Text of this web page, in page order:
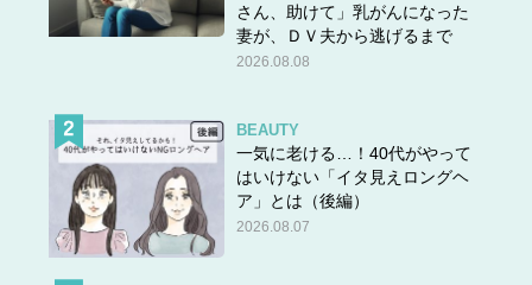
さん、助けて」乳がんになった
妻が、ＤＶ夫から逃げるまで
2026.08.08
BEAUTY
一気に老ける…！40代がやって
はいけない「イタ見えロングヘ
ア」とは（後編）
2026.08.07